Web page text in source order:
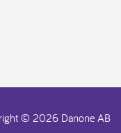
© 2026 Danone AB